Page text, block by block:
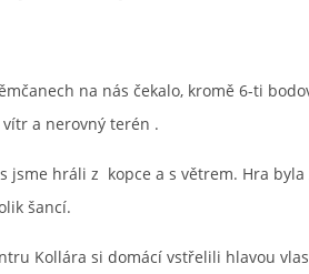
na nás čekalo, kromě 6-ti
vítr a nerovný terén .
jsme hráli z kopce a s větrem. Hra
šancí.
Kollára si domácí vstřelili hlavou